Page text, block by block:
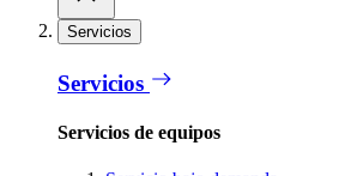
Servicios
Servicios
Servicios de equipos